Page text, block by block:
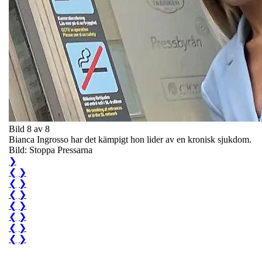
Bild 8 av 8
Bianca Ingrosso har det kämpigt hon lider av en kronisk sjukdom.
Bild: Stoppa Pressarna
❯
❮ ❯
❮ ❯
❮ ❯
❮ ❯
❮ ❯
❮ ❯
❮ ❯